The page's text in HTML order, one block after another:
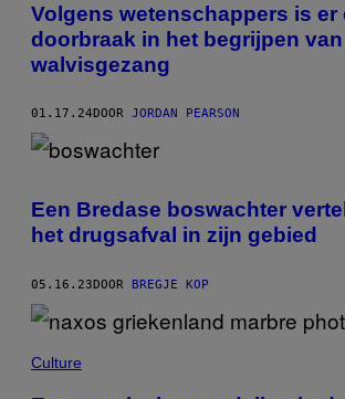
Volgens wetenschappers is er
doorbraak in het begrijpen van
walvisgezang
01.17.24 DOOR JORDAN PEARSON
Een Bredase boswachter
het drugsafval in zijn gebied
05.16.23DOOR BREGJE KOP
Culture